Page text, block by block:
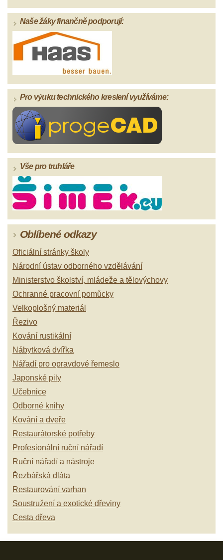
Naše žáky finančně podporují:
Pro výuku technického kreslení využíváme:
Vše pro truhláře
Oblíbené odkazy
Oficiální stránky školy
Národní ústav odborného vzdělávání
Ministerstvo školství, mládeže a tělovýchovy
Ochranné pracovní pomůcky
Velkoplošný materiál
Řezivo
Kování rustikální
Nábytková dvířka
Nářadí pro opravdové řemeslo
Japonské pily
Učebnice
Odborné knihy
Kování a dveře
Restaurátorské potřeby
Profesionální ruční nářadí
Ruční nářadí a nástroje
Řezbářská dláta
Restaurování varhan
Soustružení a exotické dřeviny
Cesta dřeva